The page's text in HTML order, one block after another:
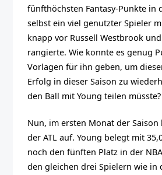
fünfthöchsten Fantasy-Punkte in
selbst ein viel genutzter Spieler
knapp vor Russell Westbrook
rangierte. Wie konnte es genug
Vorlagen für ihn geben, um
Erfolg in dieser Saison zu
den Ball mit Young teilen müsste?
Nun, im ersten Monat der
der ATL auf. Young belegt mit
noch den fünften Platz in der
den gleichen drei Spielern wie in